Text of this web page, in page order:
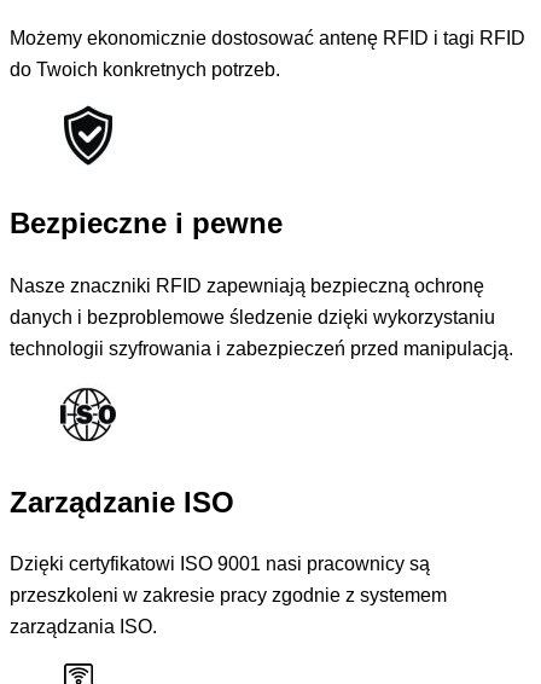
Możemy ekonomicznie dostosować antenę RFID i tagi RFID
do Twoich konkretnych potrzeb.
Bezpieczne i pewne
Nasze znaczniki RFID zapewniają bezpieczną ochronę
danych i bezproblemowe śledzenie dzięki wykorzystaniu
technologii szyfrowania i zabezpieczeń przed manipulacją.
Zarządzanie ISO
Dzięki certyfikatowi ISO 9001 nasi pracownicy są
przeszkoleni w zakresie pracy zgodnie z systemem
zarządzania ISO.